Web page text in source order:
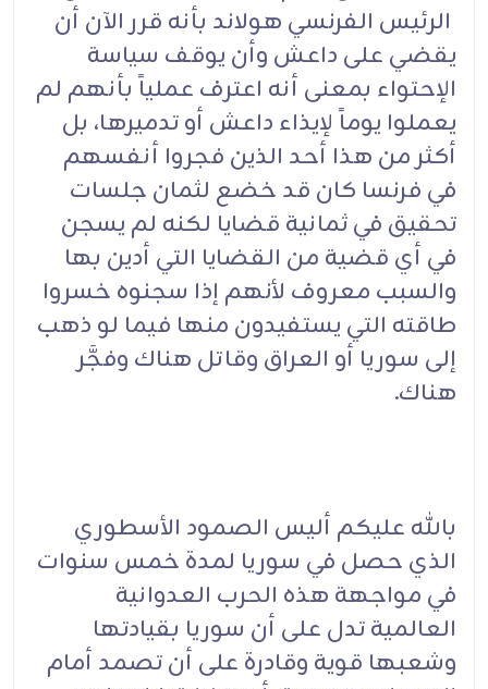
الرئيس الفرنسي هولاند بأنه قرر الآن أن
يقضي على داعش وأن يوقف سياسة
الإحتواء بمعنى أنه اعترف عملياً بأنهم لم
يعملوا يوماً لإيذاء داعش أو تدميرها، بل
أكثر من هذا أحد الذين فجروا أنفسهم
في فرنسا كان قد خضع لثمان جلسات
تحقيق في ثمانية قضايا لكنه لم يسجن
في أي قضية من القضايا التي أدين بها
والسبب معروف لأنهم إذا سجنوه خسروا
طاقته التي يستفيدون منها فيما لو ذهب
إلى سوريا أو العراق وقاتل هناك وفجَّر
هناك.
بالله عليكم أليس الصمود الأسطوري
الذي حصل في سوريا لمدة خمس سنوات
في مواجهة هذه الحرب العدوانية
العالمية تدل على أن سوريا بقيادتها
وشعبها قوية وقادرة على أن تصمد أمام